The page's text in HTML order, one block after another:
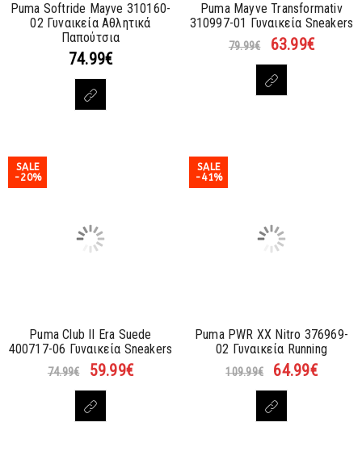
Puma Softride Mayve 310160-
02 Γυναικεία Αθλητικά
Παπούτσια
74.99€
Puma Mayve Transformativ
310997-01 Γυναικεία Sneakers
79.99€ 63.99€
SALE
-20%
Puma Club II Era Suede
400717-06 Γυναικεία Sneakers
74.99€ 59.99€
SALE
-41%
Puma PWR XX Nitro 376969-
02 Γυναικεία Running
109.99€ 64.99€